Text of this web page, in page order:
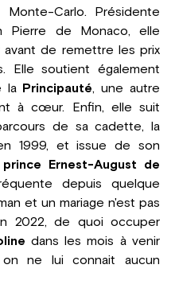
Carlo. Présidente
Pierre de Monaco, elle
de remettre les prix
Elle soutient également
laPrincipauté, une autre
à cœur. Enfin, elle suit
de sa cadette, la
1999, et issue de son
prince Ernest-August de
depuis quelque
et un mariage n'est pas
2022, de quoi occuper
dans les mois à venir
ne lui connait aucun